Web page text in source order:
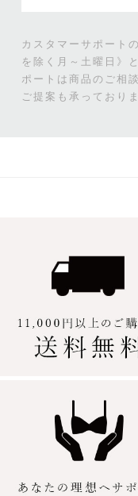
カスタマーサポート
を除く月～土曜日》
ポートは商品のご相
ご提案も承っておりま